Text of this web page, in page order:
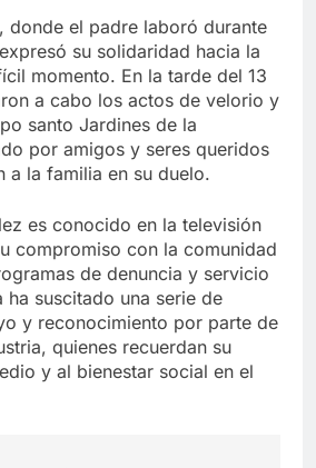
donde el padre laboró durante
su solidaridad hacia la
momento. En la tarde del 13
a cabo los actos de velorio y
santo Jardines de la
por amigos y seres queridos
a la familia en su duelo.
es conocido en la televisión
compromiso con la comunidad
de denuncia y servicio
ha suscitado una serie de
y reconocimiento por parte de
quienes recuerdan su
y al bienestar social en el